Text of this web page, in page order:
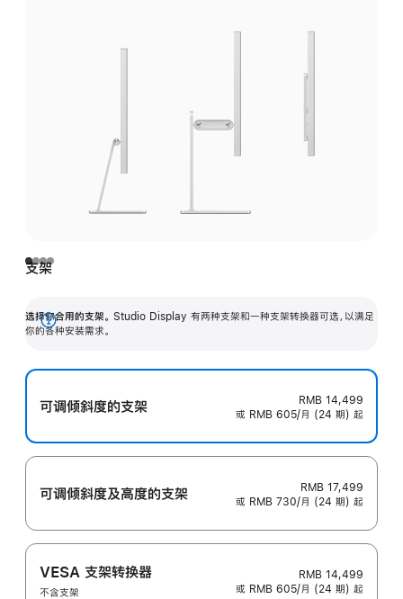
支架
选择你合用的支架。 Studio Display 有两种支架和一种支架转换器可选，以满足
你的各种安装需求。
展
可调倾斜度的支架
RMB 14,499
或 RMB 605/月 (24 期) 起
可调倾斜度及高‍度的支‍架
RMB 17,499
或 RMB 730/月 (24 期) 起
VESA 支架转换器
不含支架
RMB 14,499
或 RMB 605/月 (24 期) 起